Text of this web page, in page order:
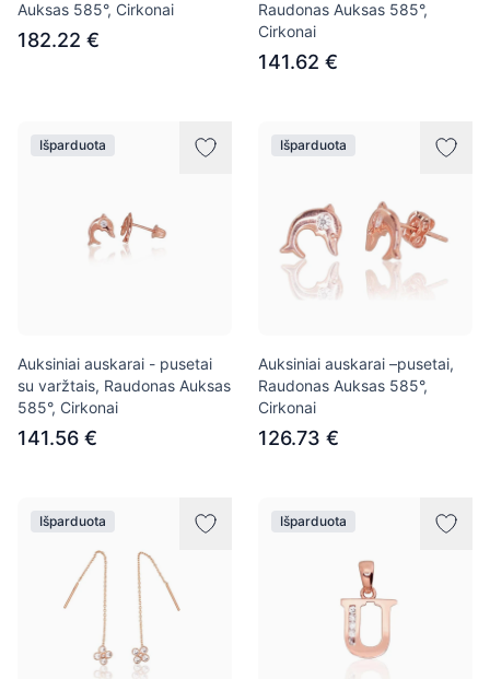
Auksas 585°, Cirkonai
182.22 €
Raudonas Auksas 585°,
Cirkonai
141.62 €
Išparduota
Auksiniai auskarai - pusetai
su varžtais, Raudonas Auksas
585°, Cirkonai
141.56 €
Išparduota
Auksiniai auskarai –pusetai,
Raudonas Auksas 585°,
Cirkonai
126.73 €
Išparduota Išparduota